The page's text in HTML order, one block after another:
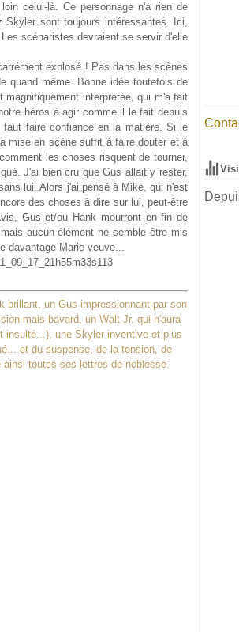
celui-là. Ce personnage n'a rien de
Skyler sont toujours intéressantes. Ici,
scénaristes devraient se servir d'elle
explosé ! Pas dans les scènes
quand même. Bonne idée toutefois de
interprétée, qui m'a fait
héros à agir comme il le fait depuis
faire confiance en la matière. Si le
mise en scène suffit à faire douter et à
les choses risquent de tourner,
J'ai bien cru que Gus allait y rester,
lui. Alors j'ai pensé à Mike, qui n'est
des choses à dire sur lui, peut-être
Gus et/ou Hank mourront en fin de
aucun élément ne semble être mis
davantage Marie veuve...
brillant, un Gus impressionnant par son
mais bavard, un Walt Jr. qui n'aura
insulté...), une Skyler inventive et plus
et du suspense, de la tension, de
toutes ses lettres de noblesse.